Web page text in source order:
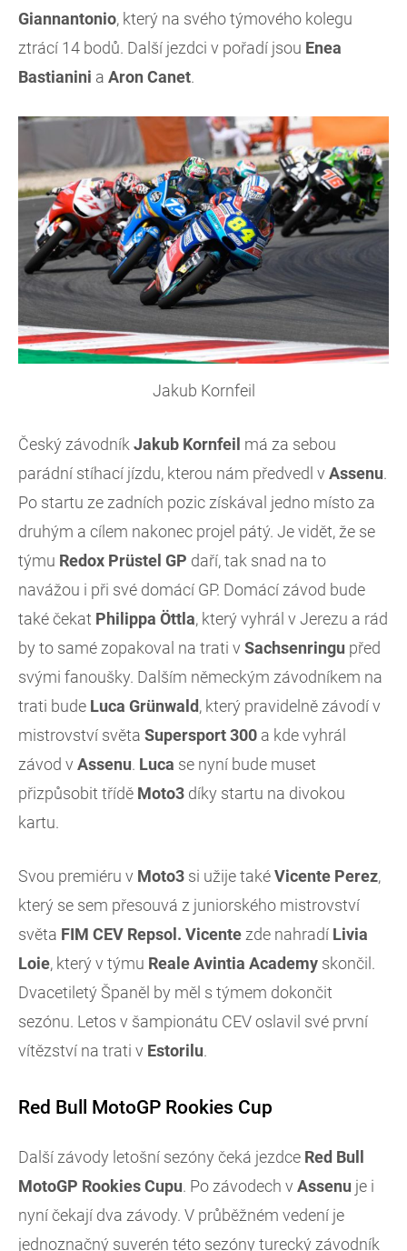
Giannantonio, který na svého týmového kolegu
ztrácí 14 bodů. Další jezdci v pořadí jsou Enea
Bastianini a Aron Canet.
Jakub Kornfeil
Český závodník Jakub Kornfeil má za sebou
parádní stíhací jízdu, kterou nám předvedl v Assenu.
Po startu ze zadních pozic získával jedno místo za
druhým a cílem nakonec projel pátý. Je vidět, že se
týmu Redox Prüstel GP daří, tak snad na to
navážou i při své domácí GP. Domácí závod bude
také čekat Philippa Öttla, který vyhrál v Jerezu a rád
by to samé zopakoval na trati v Sachsenringu před
svými fanoušky. Dalším německým závodníkem na
trati bude Luca Grünwald, který pravidelně závodí v
mistrovství světa Supersport300 a kde vyhrál
závod v Assenu. Luca se nyní bude muset
přizpůsobit třídě Moto3 díky startu na divokou
kartu.
Svou premiéru v Moto3 si užije takéVicente Perez,
který se sem přesouvá z juniorského mistrovství
světa FIM CEV Repsol. Vicente zde nahradí Livia
Loie, který v týmu Reale Avintia Academy skončil.
Dvacetiletý Španěl by měl s týmem dokončit
sezónu. Letos v šampionátu CEV oslavil své první
vítězství na trati v Estorilu.
Red Bull MotoGP Rookies Cup
Další závody letošní sezóny čeká jezdce Red Bull
MotoGP Rookies Cupu. Po závodech v Assenu je i
nyní čekají dva závody. V průběžném vedení je
jednoznačný suverén této sezóny turecký závodník